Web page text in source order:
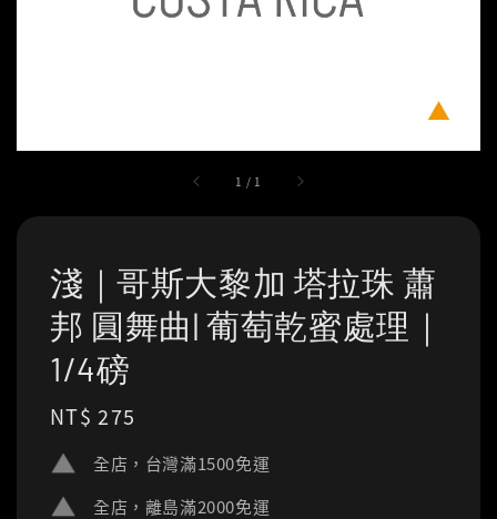
1 / 1
淺｜哥斯大黎加 塔拉珠 蕭
邦 圓舞曲| 葡萄乾蜜處理｜
1/4磅
Regular
NT$ 275
全店，台灣滿1500免運
全店，離島滿2000免運